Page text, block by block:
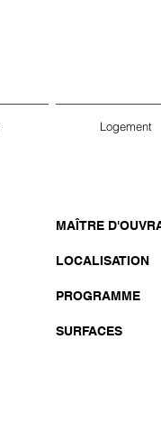
Logement
MAÎTRE
LOCALISATION
PROGRAMME
SURFACES